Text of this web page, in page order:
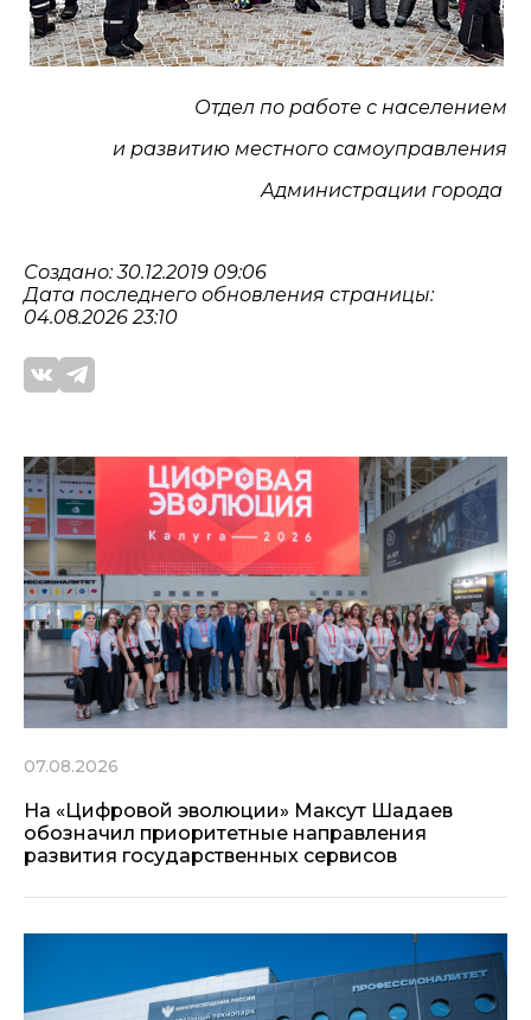
Отдел по работе с населением
и развитию местного самоуправления
Администрации города
Создано: 30.12.2019 09:06
Дата последнего обновления страницы:
04.08.2026 23:10
07.08.2026
На «Цифровой эволюции» Максут Шадаев
обозначил приоритетные направления
развития государственных сервисов